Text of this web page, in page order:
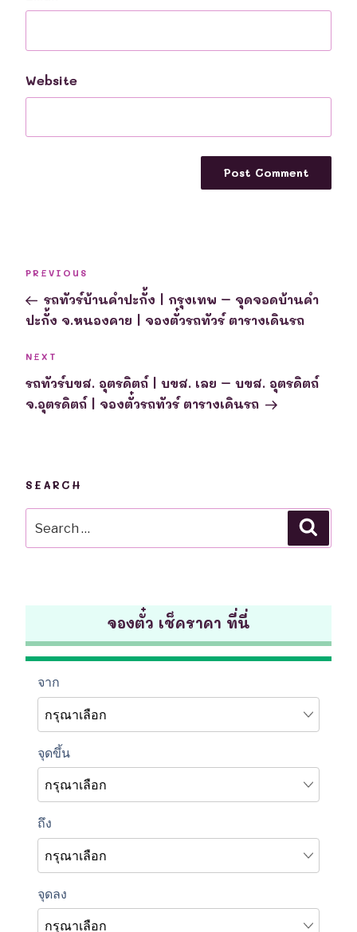
Website
Previous
Post
PREVIOUS
รถทัวร์บ้านคำปะกั้ง | กรุงเทพ – จุดจอดบ้านคำ
ปะกั้ง จ.หนองคาย | จองตั๋วรถทัวร์ ตารางเดินรถ
Next
Post
NEXT
รถทัวร์บขส. อุตรดิตถ์ | บขส. เลย – บขส. อุตรดิตถ์
จ.อุตรดิตถ์ | จองตั๋วรถทัวร์ ตารางเดินรถ
SEARCH
for:
จองตั๋ว เช็คราคา ที่นี่